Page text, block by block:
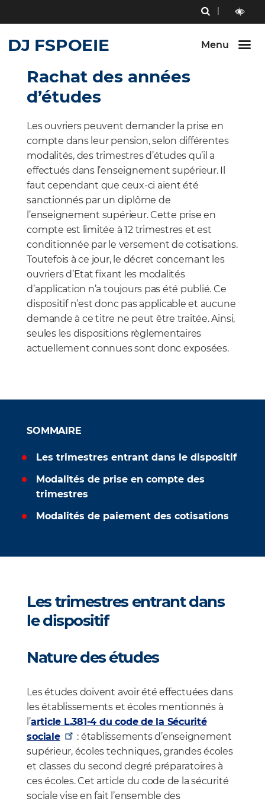
contenu
menu
bouton
et
Menu
RECHERCHE
DJ FSPOEIE Menu
Rachat des années
d’études
Les ouvriers peuvent demander la prise en
compte dans leur pension, selon différentes
modalités, des trimestres d’études qu’il a
effectués dans l’enseignement supérieur. Il
faut cependant que ceux-ci aient été
sanctionnés par un diplôme de
l’enseignement supérieur. Cette prise en
compte est limitée à 12 trimestres et est
conditionnée par le versement de cotisations.
Toutefois à ce jour, le décret concernant les
ouvriers d’Etat fixant les modalités
d’application n’a toujours pas été publié. Ce
dispositif n’est donc pas applicable et aucune
demande à ce titre ne peut être traitée. Ainsi,
seules les dispositions règlementaires
actuellement connues sont donc exposées.
SOMMAIRE
Les trimestres entrant dans le dispositif
Modalités de prise en compte des
trimestres
Modalités de paiement des cotisations
Les trimestres entrant dans
le dispositif
Nature des études
Les études doivent avoir été effectuées dans
les établissements et écoles mentionnés à
l’article L.381-4 du code de la Sécurité
sociale
: établissements d’enseignement
supérieur, écoles techniques, grandes écoles
et classes du second degré préparatoires à
ces écoles. Cet article du code de la sécurité
sociale vise en fait l’ensemble des